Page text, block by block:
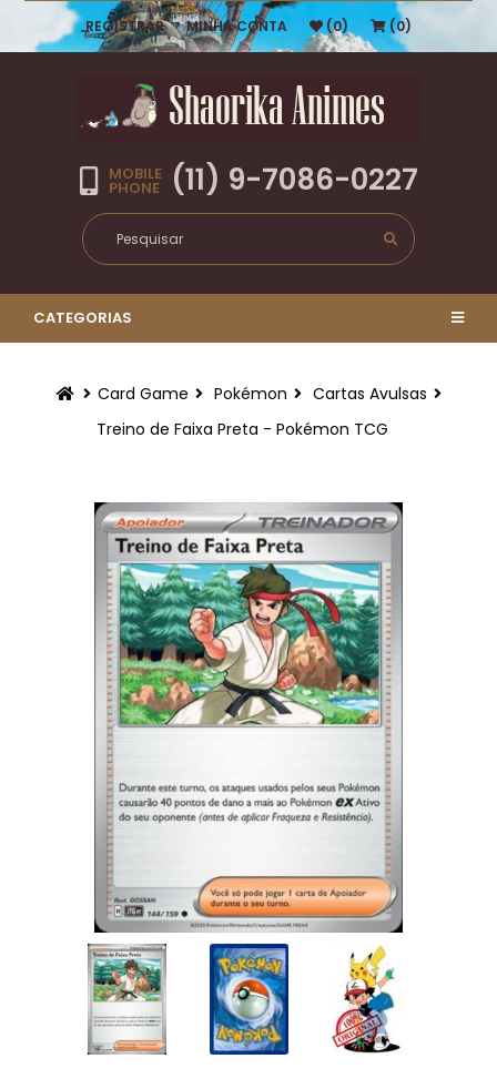
REGISTRAR MINHA CONTA (0) (0)
MOBILE
PHONE (11) 9-7086-0227
CATEGORIAS
Card Game Pokémon
Cartas Avulsas
Treino de Faixa Preta - Pokémon TCG